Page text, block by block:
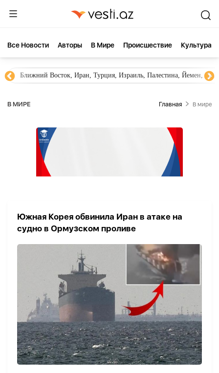
Все Новости Aвторы В Мире Происшествие Культура
Ближний Восток, Иран, Турция, Израиль, Палестина, Йемен,
В МИРЕ Главная В мире
Южная Корея обвинила Иран в атаке на
судно в Ормузском проливе